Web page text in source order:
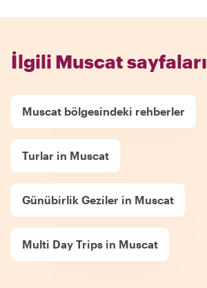
İlgili Muscat sayfaları
Muscat bölgesindeki rehberler
Turlar in Muscat
Günübirlik Geziler in Muscat
Multi Day Trips in Muscat